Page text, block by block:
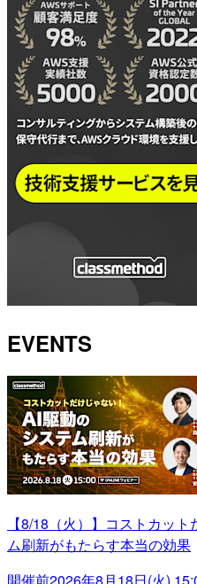
EVENTS
【8/18（火）】コストカッ
ム刷新がもたらす本当の効果